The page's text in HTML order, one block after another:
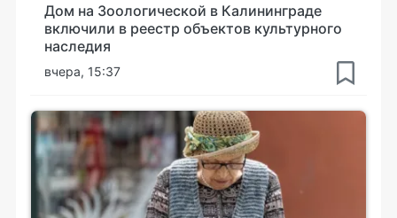
Дом на Зоологической в Калининграде
включили в реестр объектов культурного
наследия
вчера, 15:37